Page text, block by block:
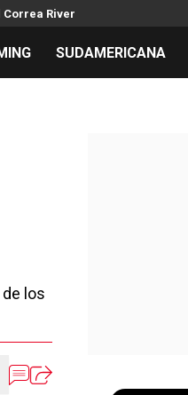
Correa River
SUDAMERICANA
los